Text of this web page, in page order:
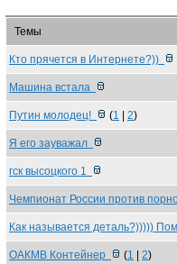
Темы
Кто прячется в Интернете?))
Машина встала
Путин молодец! (1 2)
Я его зауважал
гск высоцкого 1
Чемпионат России против
Как называется деталь?)))))
ОАКМВ Контейнер (1 2)